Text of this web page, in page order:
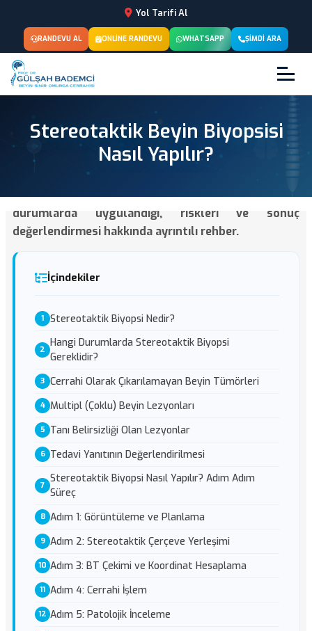
Yol Tarifi Al
RANDEVU AL ONLINE RANDEVU WHATSAPP ŞIMDI ARA
Stereotaktik Beyin Biyopsisi
Nasıl Yapılır?
Stereotaktik beyin biyopsisinin aşamaları, hangi
durumlarda uygulandığı, riskleri ve sonuç
değerlendirmesi hakkında ayrıntılı rehber.
İçindekiler
Stereotaktik Biyopsi Nedir?
Hangi Durumlarda Stereotaktik Biyopsi
Gereklidir?
Cerrahi Olarak Çıkarılamayan Beyin Tümörleri
Multipl (Çoklu) Beyin Lezyonları
Tanı Belirsizliği Olan Lezyonlar
Tedavi Yanıtının Değerlendirilmesi
Stereotaktik Biyopsi Nasıl Yapılır? Adım Adım
Süreç
Adım 1: Görüntüleme ve Planlama
Adım 2: Stereotaktik Çerçeve Yerleşimi
Adım 3: BT Çekimi ve Koordinat Hesaplama
Adım 4: Cerrahi İşlem
Adım 5: Patolojik İnceleme